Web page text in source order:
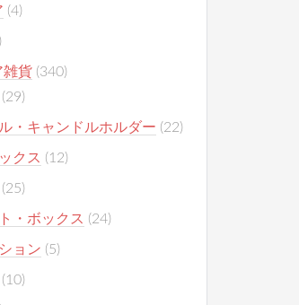
(4)
雑貨 (340)
(29)
・キャンドルホルダー (22)
クス (12)
(25)
・ボックス (24)
ョン (5)
(10)